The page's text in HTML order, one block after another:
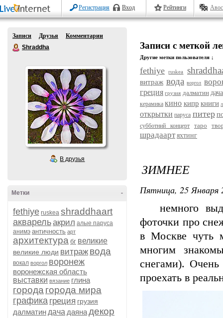
Регистрация Вход Рейтинги
Записи Друзья
Комментарии
Shraddha
В друзья
-
Метки
fethiye ruskea shraddhaart
акварельакрил алые паруса
анимэ античность арт
архитектура бг великие
великие люди витраж вода
вокал воргол воронеж
воронежская область
выставки вязание глина
города города мира
графика греция грузия
далматин дача даянадекор
Записи с меткой
Другие метки пользователя ↓
fethiye ruskea
витраж вода воргол
греция грузия далматин дача
керамика кино кипр книги
открытки паруса питер
субботний концерт таро
шрадаарт яхтинг
ЗИМНЕЕ
Пятница, 25 Января
немного
фоточки про
в Москве чуть
многим
снегами). Очень
проехать в